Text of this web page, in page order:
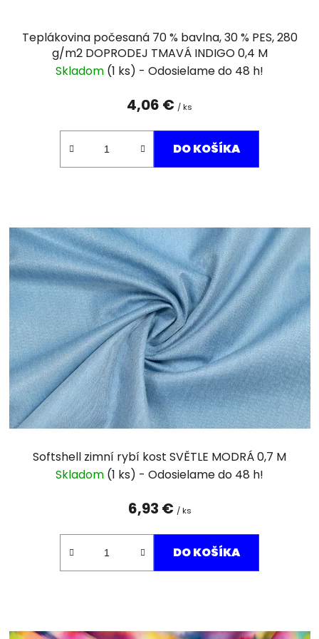
Teplákovina počesaná 70 % bavlna, 30 % PES, 280
g/m2 DOPRODEJ TMAVÁ INDIGO 0,4 M
Skladom (1 ks)
4,06 € / ks
DO KOŠÍKA
Softshell zimní rybí kost SVĚTLE MODRÁ 0,7 M
Skladom (1 ks)
6,93 € / ks
DO KOŠÍKA